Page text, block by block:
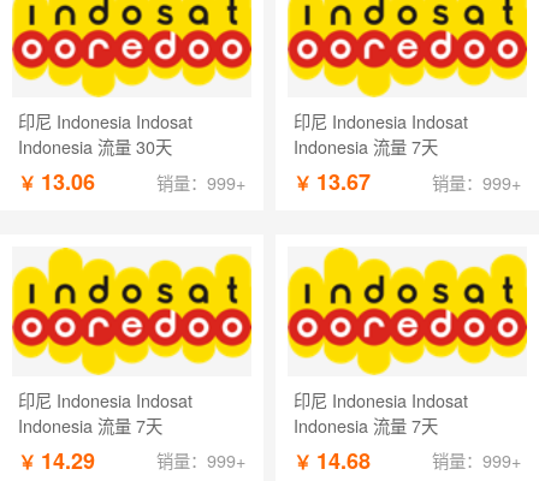
印尼 Indonesia Indosat
Indonesia 流量 30天
￥ 13.06 销量：999+
印尼 Indonesia Indosat
Indonesia 流量 7天
￥ 13.67 销量：999+
印尼 Indonesia Indosat
Indonesia 流量 7天
￥ 14.29 销量：999+
印尼 Indonesia Indosat
Indonesia 流量 7天
￥ 14.68 销量：999+